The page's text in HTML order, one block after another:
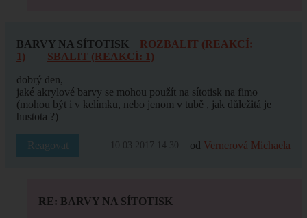
BARVY NA SÍTOTISK
ROZBALIT (REAKCÍ:
1)
SBALIT (REAKCÍ: 1)
dobrý den,
jaké akrylové barvy se mohou použít na sítotisk na fimo
(mohou být i v kelímku, nebo jenom v tubě , jak důležitá je
hustota ?)
Reagovat 10.03.2017 14:30 od Vernerová Michaela
RE: BARVY NA SÍTOTISK